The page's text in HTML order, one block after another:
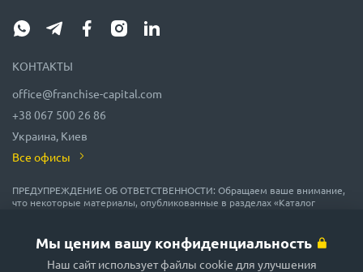
Мы ценим вашу конфиденциальность
Наш сайт использует файлы cookie для улучшения
КОНТАКТЫ
office@franchise-capital.com
+38 067 500 26 86
Украина, Киев
Все офисы
ПРЕДУПРЕЖДЕНИЕ ОБ ОТВЕТСТВЕННОСТИ: Обращаем ваше внимание,
что некоторые материалы, опубликованные в разделах «Каталог
рекламы или получены на безвозмездной основе из источников,
которые мы считаем надежными, но их точность и полнота не
гарантируются! В соответствии с законодательством, администрация